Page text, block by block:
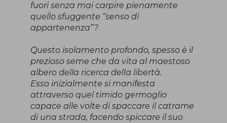
fuori senza mai carpire pienamente
quello sfuggente “senso di
appartenenza”?
Questo isolamento profondo, spesso è il
prezioso seme che da vita al maestoso
albero della ricerca della libertà.
Esso inizialmente si manifesta
attraverso quel timido germoglio
capace alle volte di spaccare il catrame
di una strada, facendo spiccare il suo